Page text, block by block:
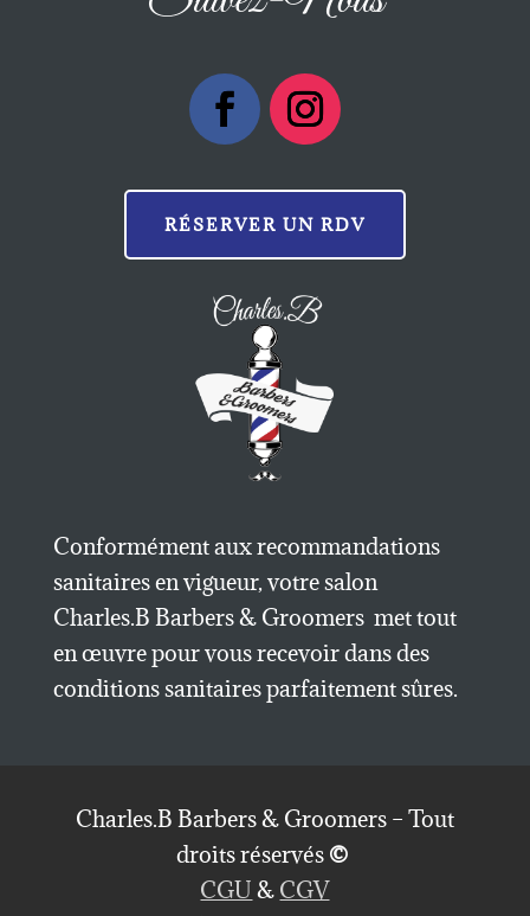
RÉSERVER UN RDV
Conformément aux recommandations
sanitaires en vigueur, votre salon
Charles.B Barbers & Groomers met tout
en œuvre pour vous recevoir dans des
conditions sanitaires parfaitement sûres.
Charles.B Barbers & Groomers – Tout
droits réservés ©
CGU & CGV